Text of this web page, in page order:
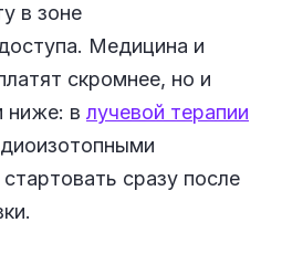
в зоне
Медицина и
скромнее, но и
ниже: в лучевой терапии
сразу после